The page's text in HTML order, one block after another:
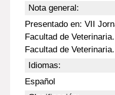
Nota general:
Presentado en: VII
Facultad de
Facultad de
Idiomas:
Español